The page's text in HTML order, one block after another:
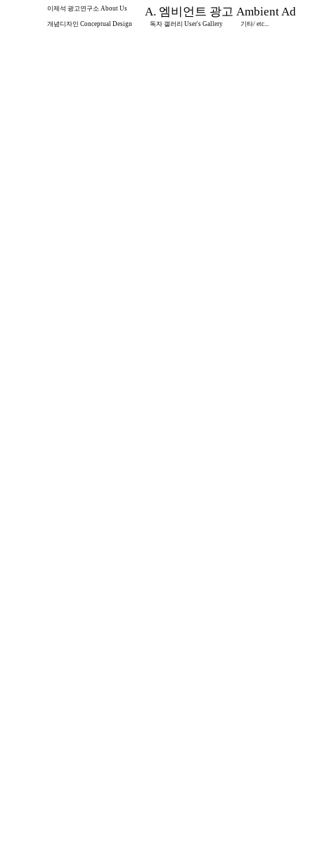
이제석 광고연구소 About Us A. 엠비언트 광고 Ambient Ad
개념디자인 Conceptual Design 독자 갤러리 User's Gallery 기타/ etc...